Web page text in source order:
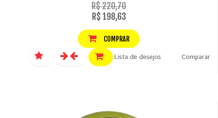
R$ 220,70
R$ 198,63
COMPRAR
Lista de desejos Comparar